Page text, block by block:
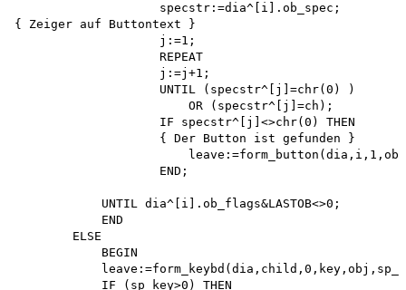
                    specstr:=dia^[i].ob_spec;
{ Zeiger auf Buttontext }
                    j:=1;
                    REPEAT
                    j:=j+1;
                    UNTIL (specstr^[j]=chr(0) )
                        OR (specstr^[j]=ch);
                    IF specstr^[j]<>chr(0) THEN
                    { Der Button ist gefunden }
                    END;
            UNTIL dia^[i].ob_flags&LASTOB<>0;
            END
        ELSE
            BEGIN
            IF (sp_key>0) THEN